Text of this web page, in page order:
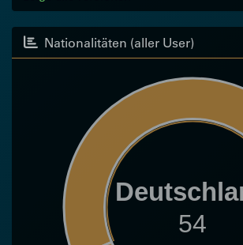
Nationalitäten (aller User)
54